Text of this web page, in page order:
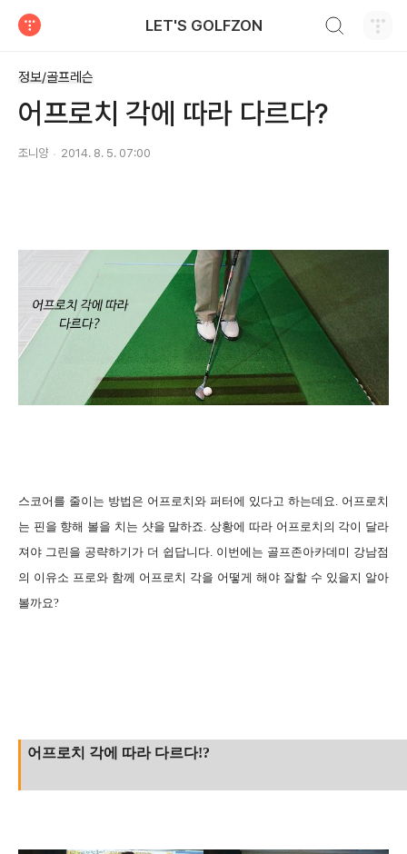
LET'S GOLFZON
정보/골프레슨
어프로치 각에 따라 다르다?
조니양 2014. 8. 5. 07:00
스코어를 줄이는 방법은 어프로치와 퍼터에 있다고 하는데요. 어프로치
는 핀을 향해 볼을 치는 샷을 말하죠. 상황에 따라 어프로치의 각이 달라
져야 그린을 공략하기가 더 쉽답니다. 이번에는 골프존아카데미 강남점
의 이유소 프로와 함께 어프로치 각을 어떻게 해야 잘할 수 있을지 알아
볼까요?
어프로치 각에 따라 다르다!?